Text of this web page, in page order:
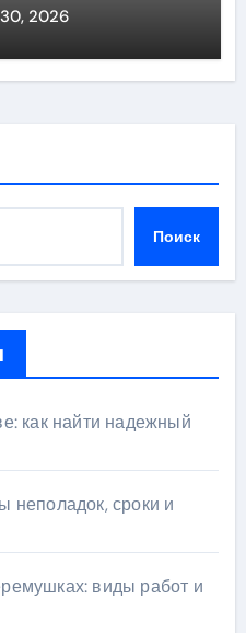
2026
Поиск
как найти надежный
неполадок, сроки и
виды работ и